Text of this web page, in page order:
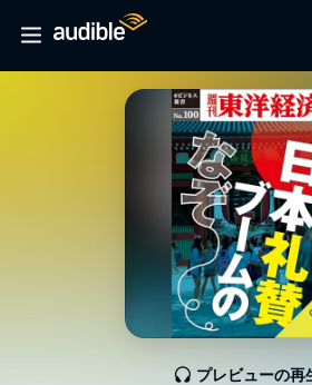
プレビューの再